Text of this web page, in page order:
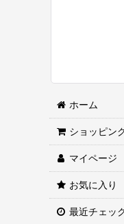
ホーム
ショッピン
マイページ
お気に入り
最近チェッ